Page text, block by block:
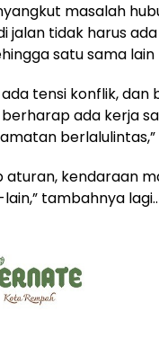
masalah
jalan tidak harus
satu sama
tensi konflik,
ada kerja
aturan, kendaraan
lain,” tambahnya